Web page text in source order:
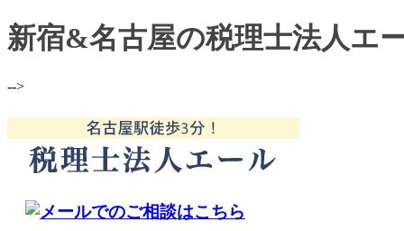
新宿&名古屋の税理士法人エ
-->